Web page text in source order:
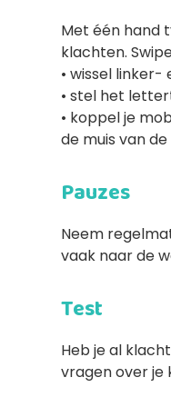
Met één hand
klachten.
• wissel
• stel het
• koppel je
de muis van de
Pauzes
Neem
vaak naar de
Test
Heb je al
vragen over je